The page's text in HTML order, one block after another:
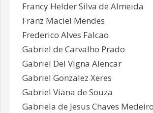
Francy Helder Silva de Almeida
Franz Maciel Mendes
Frederico Alves Falcao
Gabriel de Carvalho Prado
Gabriel Del Vigna Alencar
Gabriel Gonzalez Xeres
Gabriel Viana de Souza
Gabriela de Jesus Chaves